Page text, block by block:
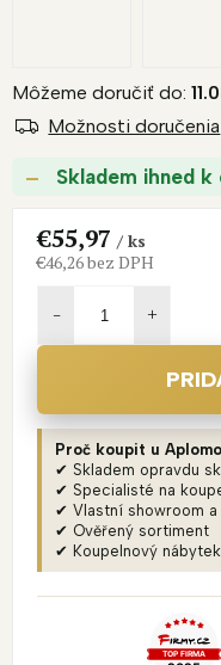
Skladem ihned k
Môžeme doručiť do:
Možnosti doručenia
€55,97/ ks
€46,26 bez DPH
Proč koupit u
✔ Skladem opravdu
✔ Specialisté na
✔ Vlastní showroom a
✔ Ověřený sortiment
✔ Koupelnový